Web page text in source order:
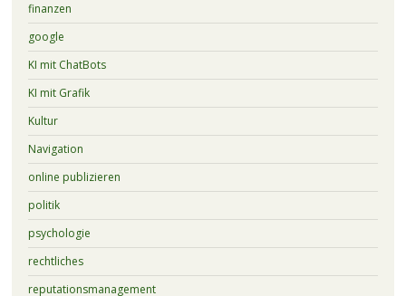
finanzen
google
KI mit ChatBots
KI mit Grafik
Kultur
Navigation
online publizieren
politik
psychologie
rechtliches
reputationsmanagement